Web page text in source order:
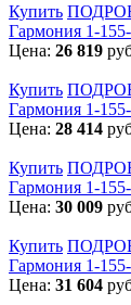
Купить
Гармония 1-155-
Цена: 26 819
Купить
Гармония 1-
Цена: 28 414
Купить
Гармония 1-
Цена: 30 009
Купить
Гармония 1-
Цена: 31 604